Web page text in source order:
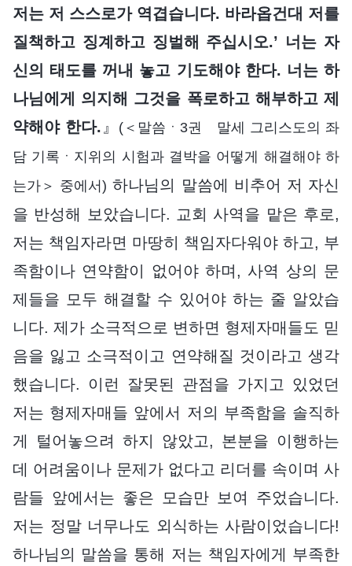
저는 저 스스로가 역겹습니다. 바라옵건대 저를
질책하고 징계하고 징벌해 주십시오.’ 너는 자
신의 태도를 꺼내 놓고 기도해야 한다. 너는 하
나님에게 의지해 그것을 폭로하고 해부하고 제
약해야 한다. 』
(＜말씀ㆍ3권 말세 그리스도의 좌
담 기록ㆍ지위의 시험과 결박을 어떻게 해결해야 하
는가＞ 중에서) 하나님의 말씀에 비추어 저 자신
을 반성해 보았습니다. 교회 사역을 맡은 후로,
저는 책임자라면 마땅히 책임자다워야 하고, 부
족함이나 연약함이 없어야 하며, 사역 상의 문
제들을 모두 해결할 수 있어야 하는 줄 알았습
니다. 제가 소극적으로 변하면 형제자매들도 믿
음을 잃고 소극적이고 연약해질 것이라고 생각
했습니다. 이런 잘못된 관점을 가지고 있었던
저는 형제자매들 앞에서 저의 부족함을 솔직하
게 털어놓으려 하지 않았고, 본분을 이행하는
데 어려움이나 문제가 없다고 리더를 속이며 사
람들 앞에서는 좋은 모습만 보여 주었습니다.
저는 정말 너무나도 외식하는 사람이었습니다!
하나님의 말씀을 통해 저는 책임자에게 부족한